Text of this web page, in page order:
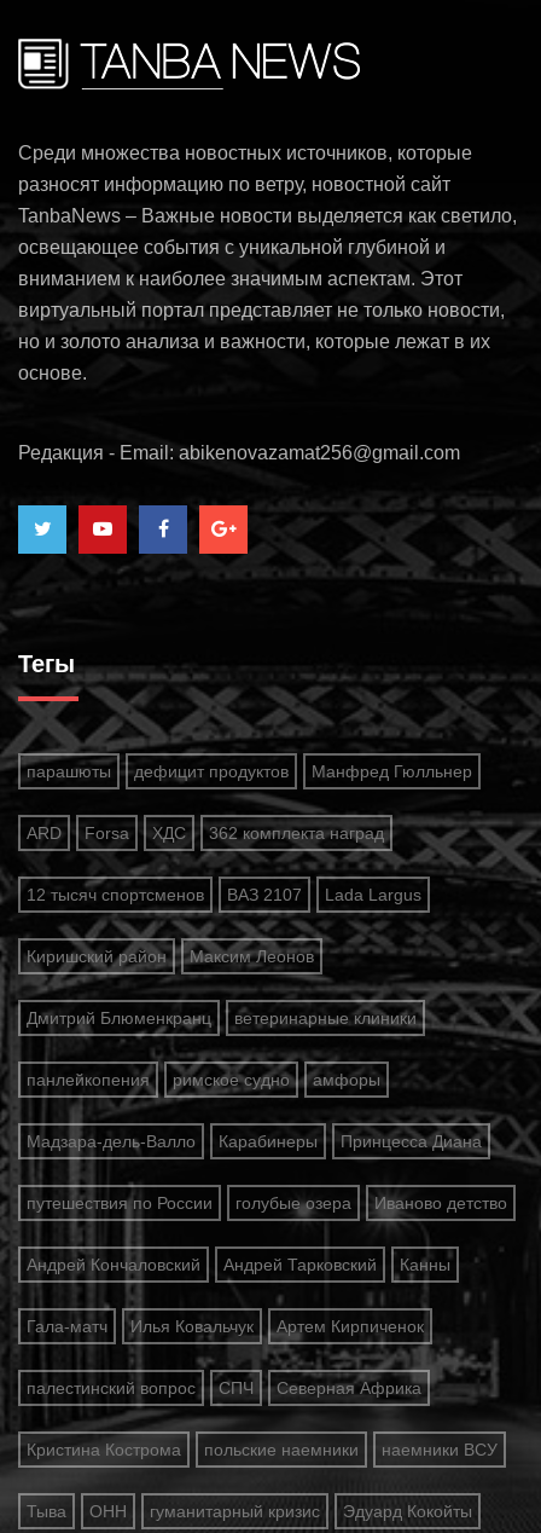
Среди множества новостных источников, которые
разносят информацию по ветру, новостной сайт
TanbaNews – Важные новости выделяется как светило,
освещающее события с уникальной глубиной и
вниманием к наиболее значимым аспектам. Этот
виртуальный портал представляет не только новости,
но и золото анализа и важности, которые лежат в их
основе.
Редакция - Email: abikenovazamat256@gmail.com
Тегы
парашюты дефицит продуктов Манфред Гюлльнер
ARD Forsa ХДС 362 комплекта наград
12 тысяч спортсменов ВАЗ 2107 Lada Largus
Киришский район Максим Леонов
Дмитрий Блюменкранц ветеринарные клиники
панлейкопения римское судно амфоры
Мадзара-дель-Валло Карабинеры Принцесса Диана
путешествия по России голубые озера Иваново детство
Андрей Кончаловский Андрей Тарковский Канны
Гала-матч Илья Ковальчук Артем Кирпиченок
палестинский вопрос СПЧ Северная Африка
Кристина Кострома польские наемники наемники ВСУ
Тыва ОНН гуманитарный кризис Эдуард Кокойты